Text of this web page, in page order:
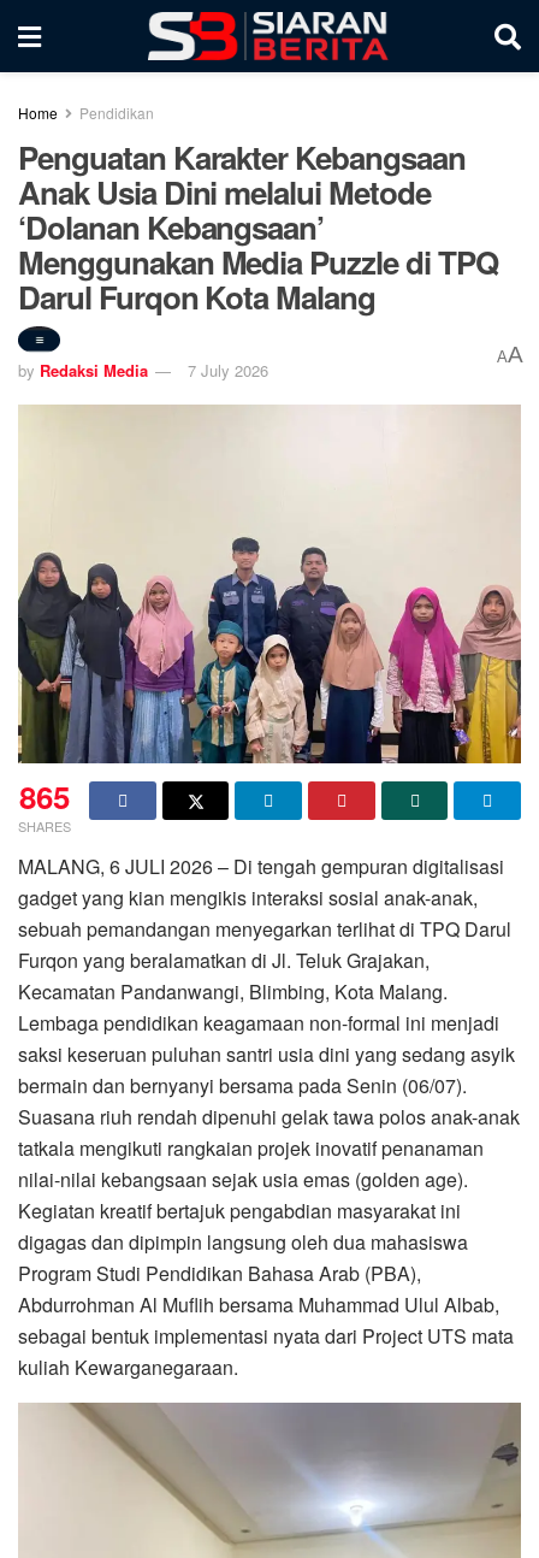
Home Pendidikan
Penguatan Karakter Kebangsaan
Anak Usia Dini melalui Metode
‘Dolanan Kebangsaan’
Menggunakan Media Puzzle di TPQ
Darul Furqon Kota Malang
by Redaksi Media 7 July 2026
AA
865
SHARES
MALANG, 6 JULI 2026 – Di tengah gempuran digitalisasi
gadget yang kian mengikis interaksi sosial anak-anak,
sebuah pemandangan menyegarkan terlihat di TPQ Darul
Furqon yang beralamatkan di Jl. Teluk Grajakan,
Kecamatan Pandanwangi, Blimbing, Kota Malang.
Lembaga pendidikan keagamaan non-formal ini menjadi
saksi keseruan puluhan santri usia dini yang sedang asyik
bermain dan bernyanyi bersama pada Senin (06/07).
Suasana riuh rendah dipenuhi gelak tawa polos anak-anak
tatkala mengikuti rangkaian projek inovatif penanaman
nilai-nilai kebangsaan sejak usia emas (golden age).
Kegiatan kreatif bertajuk pengabdian masyarakat ini
digagas dan dipimpin langsung oleh dua mahasiswa
Program Studi Pendidikan Bahasa Arab (PBA),
Abdurrohman Al Muflih bersama Muhammad Ulul Albab,
sebagai bentuk implementasi nyata dari Project UTS mata
kuliah Kewarganegaraan.